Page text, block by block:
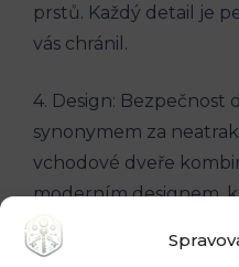
prstů. Každý detail je
vás chránil.
4. Design: Bezpečnost
synonymem za
vchodové dveře
moderním designem,
vašeho domu.
které lze přizpůsobit